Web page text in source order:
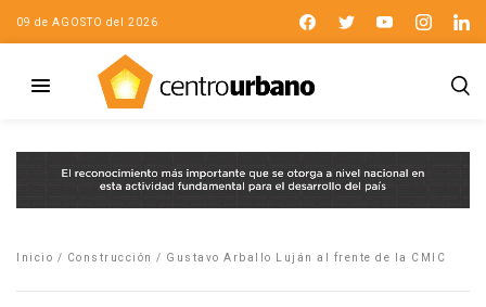
09 de AGOSTO del 2026
Inicio / Construcción / Gustavo Arballo Luján al frente de la CMIC